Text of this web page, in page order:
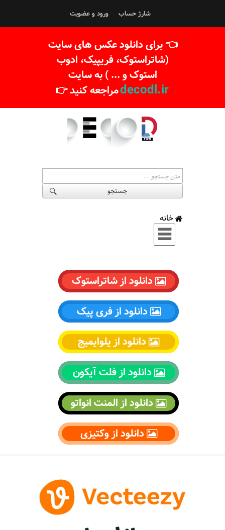
شارژ حساب ورود و عضویت
👈 برای دانلود عکس های سایت
(شاتراستوک، فریپیک، ادوب
استوک و ... ) به سایت
decodl.irمراجعه کنید 👉
جستجو
خانه
دانلود از شاتراستوک
دانلود از فری پیک
دانلود از یلوایمیج
دانلود از فلت آیکون
دانلود از المنت انواتو
دانلود از وکتیزی